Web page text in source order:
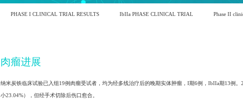
PHASE I CLINICAL TRIAL RESULTS IbIIa PHASE CLINICAL TRIAL Phase II
肉瘤进展
纳米炭铁临床试验已入组19例肉瘤受试者，均为经多线治疗后的晚期实体肿瘤，I期6例，IbIIa期13例
小23.04%），但经手术切除后伤口愈合。